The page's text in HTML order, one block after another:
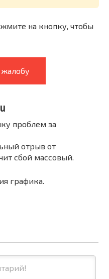
на кнопку, чтобы
жалобу
проблем за
отрыв от
сбой массовый.
графика.